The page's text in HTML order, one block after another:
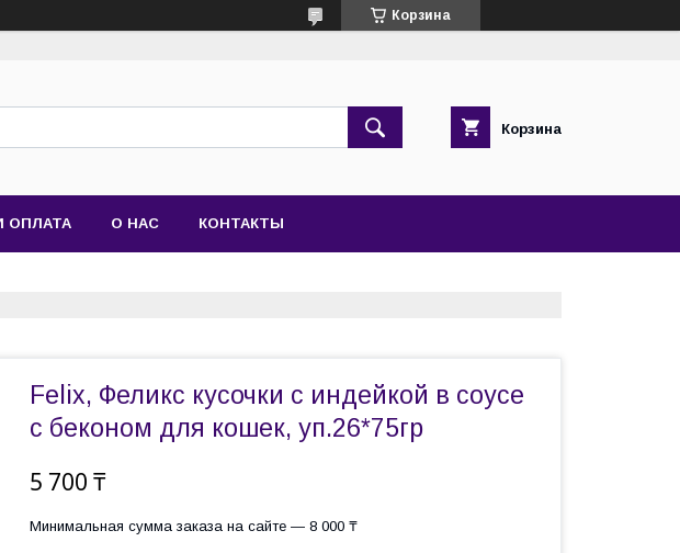
Корзина
Корзина
ОПЛАТА О НАС КОНТАКТЫ
Felix, Феликс кусочки с индейкой в соусе
с беконом для кошек, уп.26*75гр
5 700 ₸
Минимальная сумма заказа на сайте — 8 000 ₸